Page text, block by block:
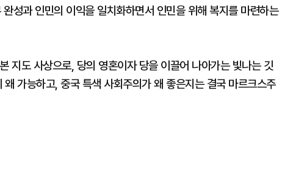
성과 인민의 이익을 일치화하면서 인민을 위해 복지를 마련하는
지도 사상으로, 당의 영혼이자 당을 이끌어 나아가는 빛나는 깃
가능하고, 중국 특색 사회주의가 왜 좋은지는 결국 마르크스주